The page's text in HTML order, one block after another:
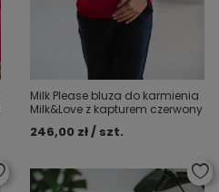
Milk Please bluza do karmienia
Milk&Love z kapturem czerwony
246,00 zł / szt.